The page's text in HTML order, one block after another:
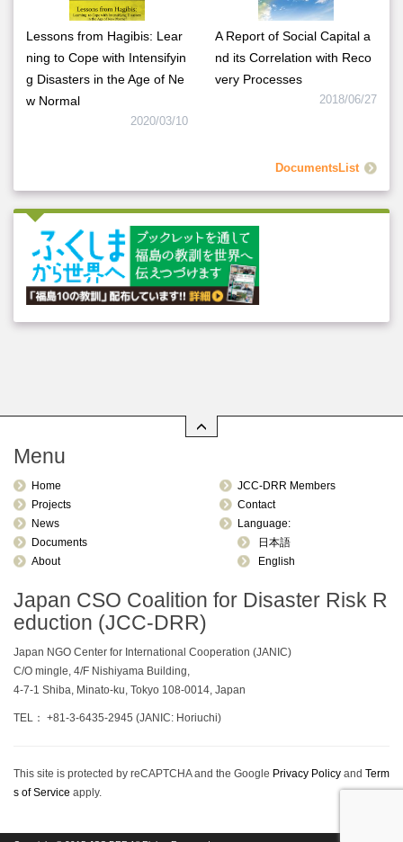
Lessons from Hagibis: Lear
ning to Cope with Intensifyin
g Disasters in the Age of Ne
w Normal
2020/03/10
A Report of Social Capital a
nd its Correlation with Reco
very Processes
2018/06/27
DocumentsList
Menu
Home
Projects
News
Documents
About
JCC-DRR Members
Contact
Language:
日本語
English
Japan CSO Coalition for Disaster Risk R
eduction (JCC-DRR)
Japan NGO Center for International Cooperation (JANIC)
C/O mingle, 4/F Nishiyama Building,
4-7-1 Shiba, Minato-ku, Tokyo 108-0014, Japan
TEL： +81-3-6435-2945 (JANIC: Horiuchi)
This site is protected by reCAPTCHA and the Google Privacy Policy and Term
s of Service apply.